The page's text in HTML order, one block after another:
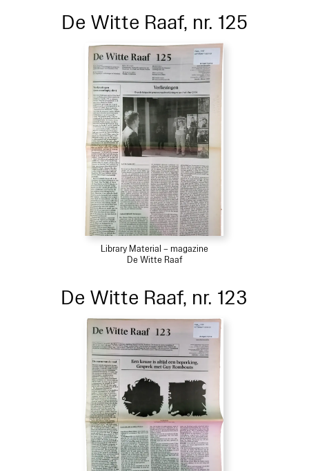
De Witte Raaf, nr. 125
Library Material – magazine
De Witte Raaf
De Witte Raaf, nr. 123